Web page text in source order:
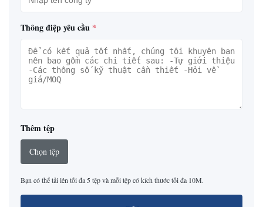
Thông điệp yêu cầu *
Thêm tệp
Chọn tệp
Bạn có thể tải lên tối đa 5 tệp và mỗi tệp có kích thước tối đa 10M.